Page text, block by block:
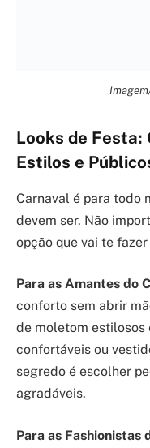
Looks de Festa:
Estilos e
Carnaval é para todo
devem ser. Não
opção que vai te
Para as Amantes do
conforto sem abrir
de moletom estilosos
confortáveis ou
segredo é escolher
agradáveis.
Para as Fashionistas